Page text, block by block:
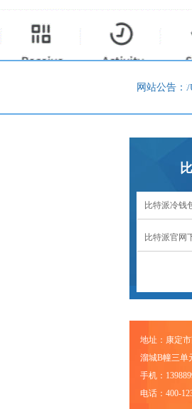
网站公告：
球领先的多链钱包，支持BTC/ETH/TRX/
比特派冷钱
比特派官网
地址：康定
溜城B幢三单
手机：
电话：400-